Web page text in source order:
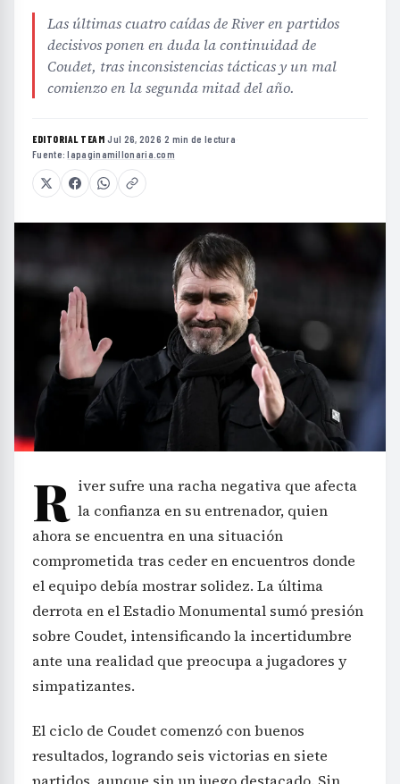
Las últimas cuatro caídas de River en partidos
decisivos ponen en duda la continuidad de
Coudet, tras inconsistencias tácticas y un mal
comienzo en la segunda mitad del año.
EDITORIAL TEAM·Jul 26, 2026·2 min de lectura·
Fuente:lapaginamillonaria.com
R iver sufre una racha negativa que afecta
la confianza en su entrenador, quien
ahora se encuentra en una situación
comprometida tras ceder en encuentros donde
el equipo debía mostrar solidez. La última
derrota en el Estadio Monumental sumó presión
sobre Coudet, intensificando la incertidumbre
ante una realidad que preocupa a jugadores y
simpatizantes.
El ciclo de Coudet comenzó con buenos
resultados, logrando seis victorias en siete